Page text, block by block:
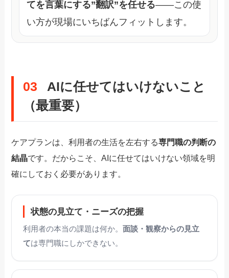
てを言葉にする”翻訳”を任せる——この使
い方が現場にいちばんフィットします。
03
AIに任せてはいけないこと
（最重要）
ケアプランは、利用者の生活を左右する専門職の判断の
結晶です。だからこそ、AIに任せてはいけない領域を明
確にしておく必要があります。
状態の見立て・ニーズの把握
利用者の本当の課題は何か。面談・観察からの見立
ては専門職にしかできない。